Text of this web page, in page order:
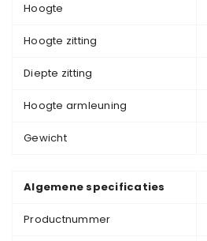
Hoogte
Hoogte zitting
Diepte zitting
Hoogte armleuning
Gewicht
Algemene specificaties
Productnummer